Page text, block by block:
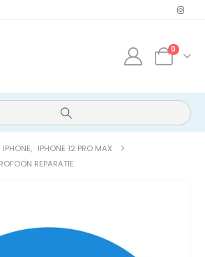
0
IPHONE, IPHONE 12 PRO MAX
REPARATIE